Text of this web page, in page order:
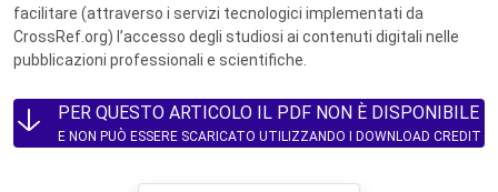
facilitare (attraverso i servizi tecnologici implementati da
CrossRef.org) l’accesso degli studiosi ai contenuti digitali nelle
pubblicazioni professionali e scientifiche.
PER QUESTO ARTICOLO IL PDF NON È DISPONIBILE
E NON PUÒ ESSERE SCARICATO UTILIZZANDO I DOWNLOAD CREDIT